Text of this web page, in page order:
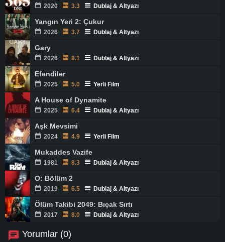
2020 3.3 Dublaj & Altyazı
Yangın Yeri 2: Çukur
2026 3.7 Dublaj & Altyazı
Gary
2026 8.1 Dublaj & Altyazı
Efendiler
2025 5.0 Yerli Film
A House of Dynamite
2025 6.4 Dublaj & Altyazı
Aşk Mevsimi
2024 4.9 Yerli Film
Mukaddes Vazife
1981 8.3 Dublaj & Altyazı
O: Bölüm 2
2019 6.5 Dublaj & Altyazı
Ölüm Takibi 2049: Bıçak Sırtı
2017 8.0 Dublaj & Altyazı
Yorumlar (0)